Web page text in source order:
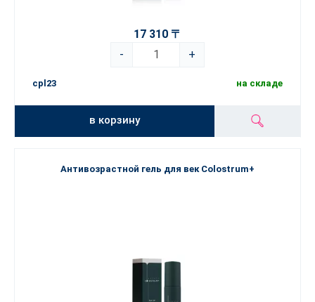
17 310 〒
-
+
cpl23 на складе
в корзину
Антивозрастной гель для век Colostrum+